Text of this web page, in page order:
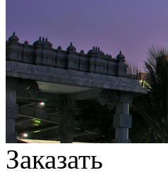
Заказать